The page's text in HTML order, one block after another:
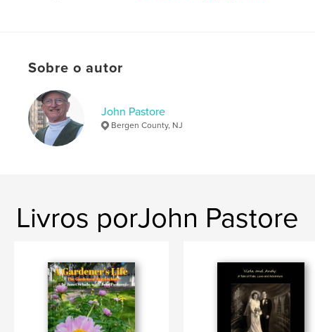
IdiomaEnglish
Sobre o autor
John Pastore
Bergen County, NJ
Livros porJohn Pastore